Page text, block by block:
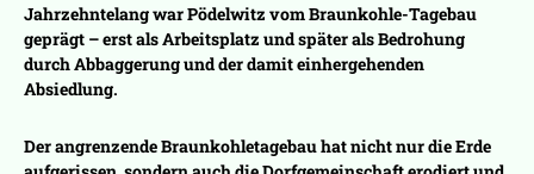
Jahrzehntelang war Pödelwitz vom Braunkohle-Tagebau
geprägt – erst als Arbeitsplatz und später als Bedrohung
durch Abbaggerung und der damit einhergehenden
Absiedlung.
Der angrenzende Braunkohletagebau hat nicht nur die Erde